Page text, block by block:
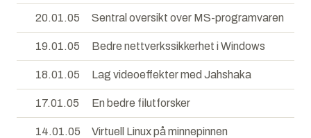
20.01.05 Sentral oversikt over MS-programvaren
19.01.05 Bedre nettverkssikkerhet i Windows
18.01.05 Lag videoeffekter med Jahshaka
17.01.05 En bedre filutforsker
14.01.05 Virtuell Linux på minnepinnen